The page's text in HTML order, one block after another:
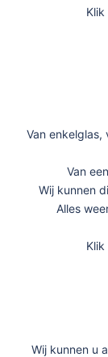
Van enkelglas,
Van
Wij kunnen
Alles
Wij kunnen u